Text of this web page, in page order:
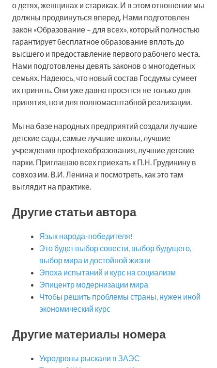
о детях, женщинах и стариках. И в этом отношении мы
должны продвинуться вперед. Нами подготовлен
закон «Образование – для всех», который полностью
гарантирует бесплатное образование вплоть до
высшего и предоставление первого рабочего места.
Нами подготовлены девять законов о многодетных
семьях. Надеюсь, что новый состав Госдумы сумеет
их принять. Они уже давно просятся не только для
принятия, но и для полномасштабной реализации.
Мы на базе народных предприятий создали лучшие
детские сады, самые лучшие школы, лучшие
учреждения профтехобразования, лучшие детские
парки. Приглашаю всех приехать к П.Н. Грудинину в
совхоз им. В.И. Ленина и посмотреть, как это там
выглядит на практике.
Другие статьи автора
Язык народа-победителя!
Это будет выбор совести, выбор будущего,
выбор мира и достойной жизни
Эпоха испытаний и курс на социализм
Эпицентр модернизации мира
Чтобы решить проблемы страны, нужен иной
экономический курс
Другие материалы номера
Укродроны рыскали в ЗАЭС